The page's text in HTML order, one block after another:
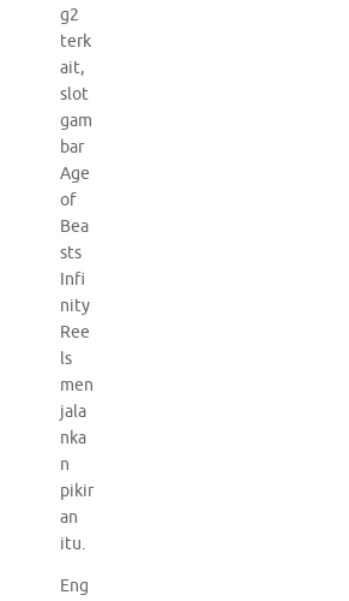
g2
terk
ait,
slot
gam
bar
Age
of
Bea
sts
Infi
nity
Ree
ls
men
jala
nka
n
pikir
an
itu.
Eng